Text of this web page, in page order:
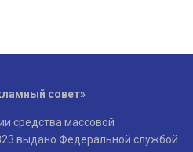
совет»
средства массовой
выдано Федеральной службой